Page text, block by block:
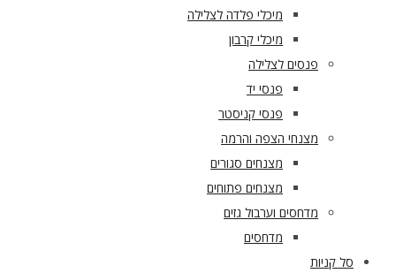
מיכלי פלדה לצלילה
מיכלי קרבון
פנסים לצלילה
פנסי יד
פנסי קניסטר
מצנחי הצפה והרמה
מצנחים סגורים
מצנחים פתוחים
מדחסים וערבול גזים
מדחסים
סל קניות